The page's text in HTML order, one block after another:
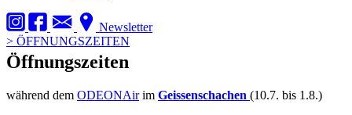
Newsletter
> ÖFFNUNGSZEITEN
Öffnungszeiten
während dem ODEONAirim Geissenschachen (10.7. bis 1.8.)